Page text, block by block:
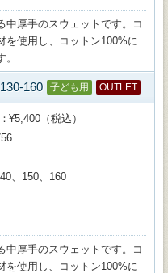
中厚手のスウェットです。コ
を使用し、コットン100%に
160 子ども用 OUTLET
¥5,400（税込）
、150、160
中厚手のスウェットです。コ
を使用し、コットン100%に